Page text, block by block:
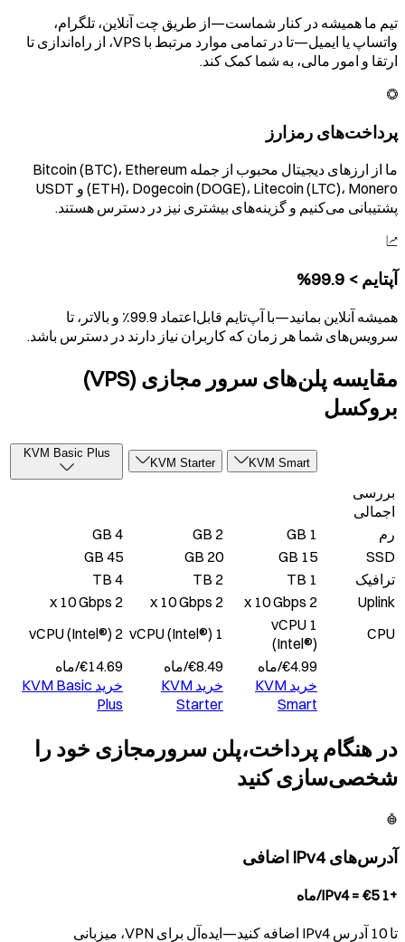
تیم ما همیشه در کنار شماست—از طریق چت آنلاین، تلگرام،
واتساپ یا ایمیل—تا در تمامی موارد مرتبط با VPS، از راه‌اندازی تا
ارتقا و امور مالی، به شما کمک کند.
پرداخت‌های رمزارز
ما از ارزهای دیجیتال محبوب از جمله Bitcoin (BTC)، Ethereum
(ETH)، Dogecoin (DOGE)، Litecoin (LTC)، Monero و USDT
پشتیبانی می‌کنیم و گزینه‌های بیشتری نیز در دسترس هستند.
آپتایم > 99.9%
همیشه آنلاین بمانید—با آپ‌تایم قابل‌اعتماد 99.9٪ و بالاتر، تا
سرویس‌های شما هر زمان که کاربران نیاز دارند در دسترس باشد.
مقایسه پلن‌های سرور مجازی (VPS)
بروکسل
KVM Smart
KVM Starter
KVM Basic Plus
بررسی
اجمالی
رم
1 GB
2 GB
4 GB
SSD
15 GB
20 GB
45 GB
ترافیک
1 TB
2 TB
4 TB
Uplink
2 x 10 Gbps
2 x 10 Gbps
2 x 10 Gbps
CPU
1 vCPU
(Intel®)
1 vCPU (Intel®)
2 vCPU (Intel®)
€4.99
/ماه
خرید KVM
Smart
€8.49
/ماه
خرید KVM
Starter
€14.69
/ماه
خرید KVM Basic
Plus
در هنگام پرداخت،پلن سرورمجازی خود را
شخصی‌سازی کنید
آدرس‌های IPv4 اضافی
+1 IPv4 = €5/ماه
تا 10 آدرس IPv4 اضافه کنید—ایده‌آل برای VPN، میزبانی